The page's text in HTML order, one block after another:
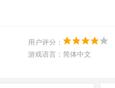
用户评分：
游戏语言： 简体中文